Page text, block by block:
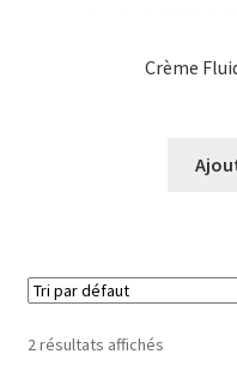
Crème
2 résultats affichés